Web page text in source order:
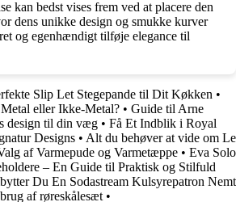
kan bedst vises frem ved at placere den
dens unikke design og smukke kurver
og egenhændigt tilføje elegance til
Slip Let Stegepande til Dit Køkken •
eller Ikke-Metal? • Guide til Arne
design til din væg • Få Et Indblik i Royal
Designs • Alt du behøver at vide om Le
af Varmepude og Varmetæppe • Eva Solo
– En Guide til Praktisk og Stilfuld
Du En Sodastream Kulsyrepatron Nemt
af røreskålesæt •